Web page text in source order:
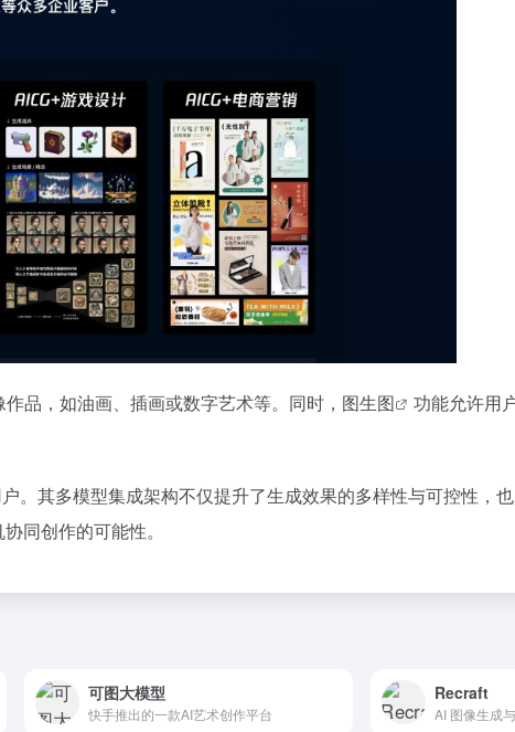
品，如油画、插画或数字艺术等。同时， 图生图
功能允许用
其多模型集成架构不仅提升了生成效果的多样性与可控性，
同创作的可能性。
可图大模型
快手推出的一款AI艺术创作平台
Recraft